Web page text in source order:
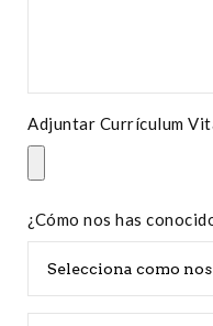
Adjuntar Currículum
¿Cómo nos has